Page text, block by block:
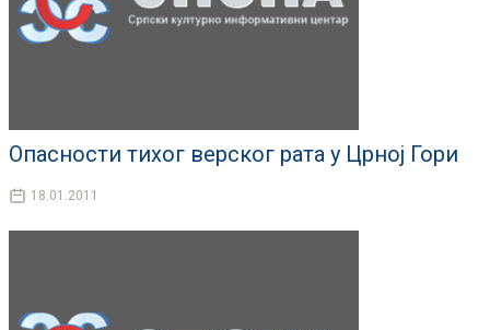
Опасности тихог верског рата у Црној Гори
18.01.2011